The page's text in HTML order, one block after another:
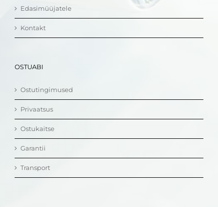
Edasimüüjatele
Kontakt
OSTUABI
Ostutingimused
Privaatsus
Ostukaitse
Garantii
Transport